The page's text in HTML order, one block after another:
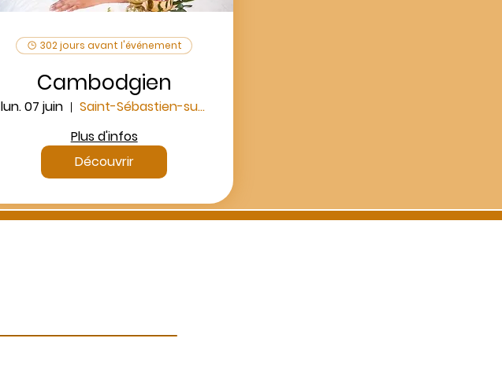
302 jours avant l'événement
Cambodgien
lun. 07 juin
Saint-Sébastien-sur-Loire
Plus d'infos
Découvrir